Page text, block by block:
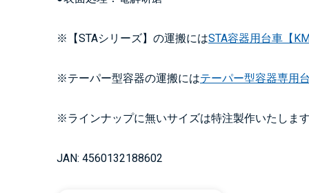
※【STAシリーズ】の運搬にはSTA容器用台車【
※テーパー型容器の運搬にはテーパー型容器専用
※ラインナップに無いサイズは特注製作いたしま
JAN: 4560132188602